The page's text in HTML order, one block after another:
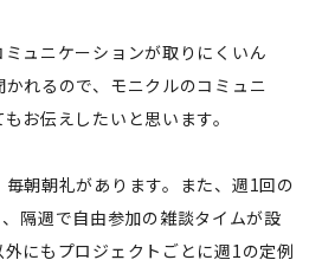
ミュニケーションが取りにくいん
れるので、モニクルのコミュニ
お伝えしたいと思います。
朝朝礼があります。また、週1回の
隔週で自由参加の雑談タイムが設
にもプロジェクトごとに週1の定例